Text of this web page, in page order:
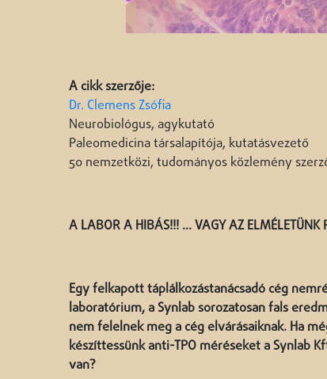
A cikk szerzője:
Dr. Clemens Zsófia
Neurobiológus, agykutató
Paleomedicina társalapítója, kutatásvezető
50 nemzetközi, tudományos közlemény
A LABOR A HIBÁS!!! ... VAGY AZ ELMÉLETÜNK
Egy felkapott táplálkozástanácsadó cég
laboratórium, a Synlab sorozatosan fals
nem felelnek meg a cég elvárásaiknak. Ha
készíttessünk anti-TPO méréseket a Synlab
van?